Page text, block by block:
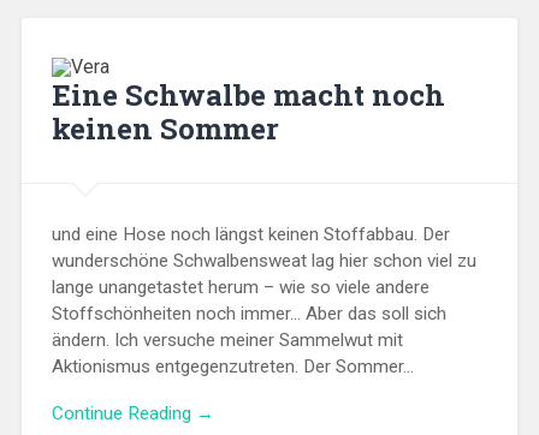
Eine Schwalbe macht noch
keinen Sommer
und eine Hose noch längst keinen Stoffabbau. Der
wunderschöne Schwalbensweat lag hier schon viel zu
lange unangetastet herum – wie so viele andere
Stoffschönheiten noch immer… Aber das soll sich
ändern. Ich versuche meiner Sammelwut mit
Aktionismus entgegenzutreten. Der Sommer…
Continue Reading →